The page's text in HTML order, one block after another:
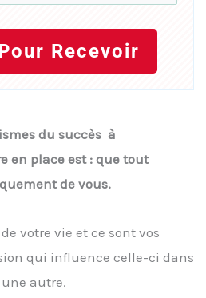
Recevoir
du succès à
en place est : que tout
de vous.
votre vie et ce sont vos
qui influence celle-ci dans
autre.